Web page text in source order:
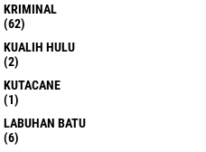
KRIMINAL
(62)
KUALIH HULU
(2)
KUTACANE
(1)
LABUHAN BATU
(6)